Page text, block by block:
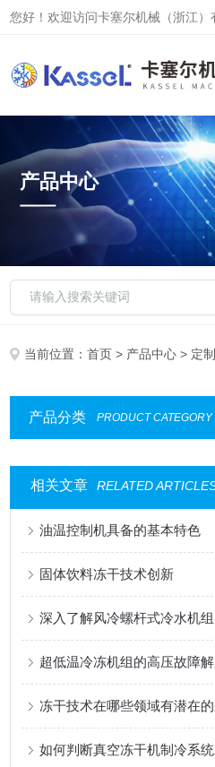
您好！欢迎访问卡塞尔机械（浙江）
产品中心
当前位置：首页 > 产品中心 > 定
产品分类 PRODUCT CATEGORY
相关文章 RELATED
油温控制机具备的基本特色
固体饮料冻干技术创新
深入了解风冷螺杆式冷水机
超低温冷冻机组的高压故障
冻干技术在哪些领域有潜在
如何判断真空冻干机制冷系